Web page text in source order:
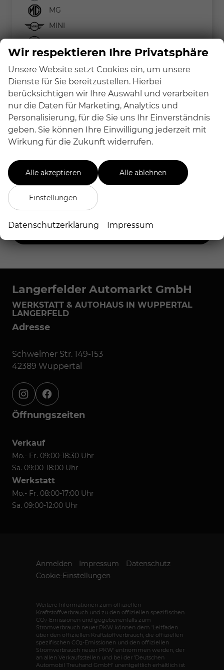
MG
MINI
Nissan
Peugeot
Renault
Seat
Skoda
Suzuki
Toyota
Volvo
Geparkte Fahrzeuge (
Anmelden
Langerfelder Automarkt GmbH
WERKSTATT & AUTOHAUS IN WUPPERTAL
LANGERFELD
Adresse
Schwelmer Str. 149-153
42389 Wuppertal
instagramfacebook
Öffnungszeiten
Verkauf
Mo.- Fr. 09:00-18:30 Uhr
Sa. 09:00-18:00 Uhr
Werkstatt
Mo.- Fr. 08:00-17:00 Uhr
Sa. 09:00-12:00 Uhr
Anmelden Impressum
Datenschutz
Cookie-Einstellungen
Weitere Informationen zum offiziellen
Kraftstoffverbrauch und zu den offiziellen spezifischen
CO2 -Emissionen und gegebenenfalls zum
Stromverbrauch neuer PKW können dem 'Leitfaden
über den offiziellen Kraftstoffverbrauch, die offiziellen
spezifischen CO2 -Emissionen und den offiziellen
Stromverbrauch neuer PKW' entnommen werden, der
an allen Verkaufsstellen und bei der 'Deutschen
Automobil Treuhand GmbH' unentgeltlich erhältlich ist
Wir respektieren Ihre Privatsphäre
Unsere Website setzt Cookies ein, um unsere
Dienste für Sie bereitzustellen. Hierbei
berücksichtigen wir Ihre Auswahl und verarbeiten
nur die Daten für Marketing, Analytics und
Personalisierung, für die Sie uns Ihr Einverständnis
geben. Sie können Ihre Einwilligung jederzeit mit
Wirkung für die Zukunft widerrufen.
Alle akzeptieren Alle ablehnen
Einstellungen
Datenschutzerklärung Impressum